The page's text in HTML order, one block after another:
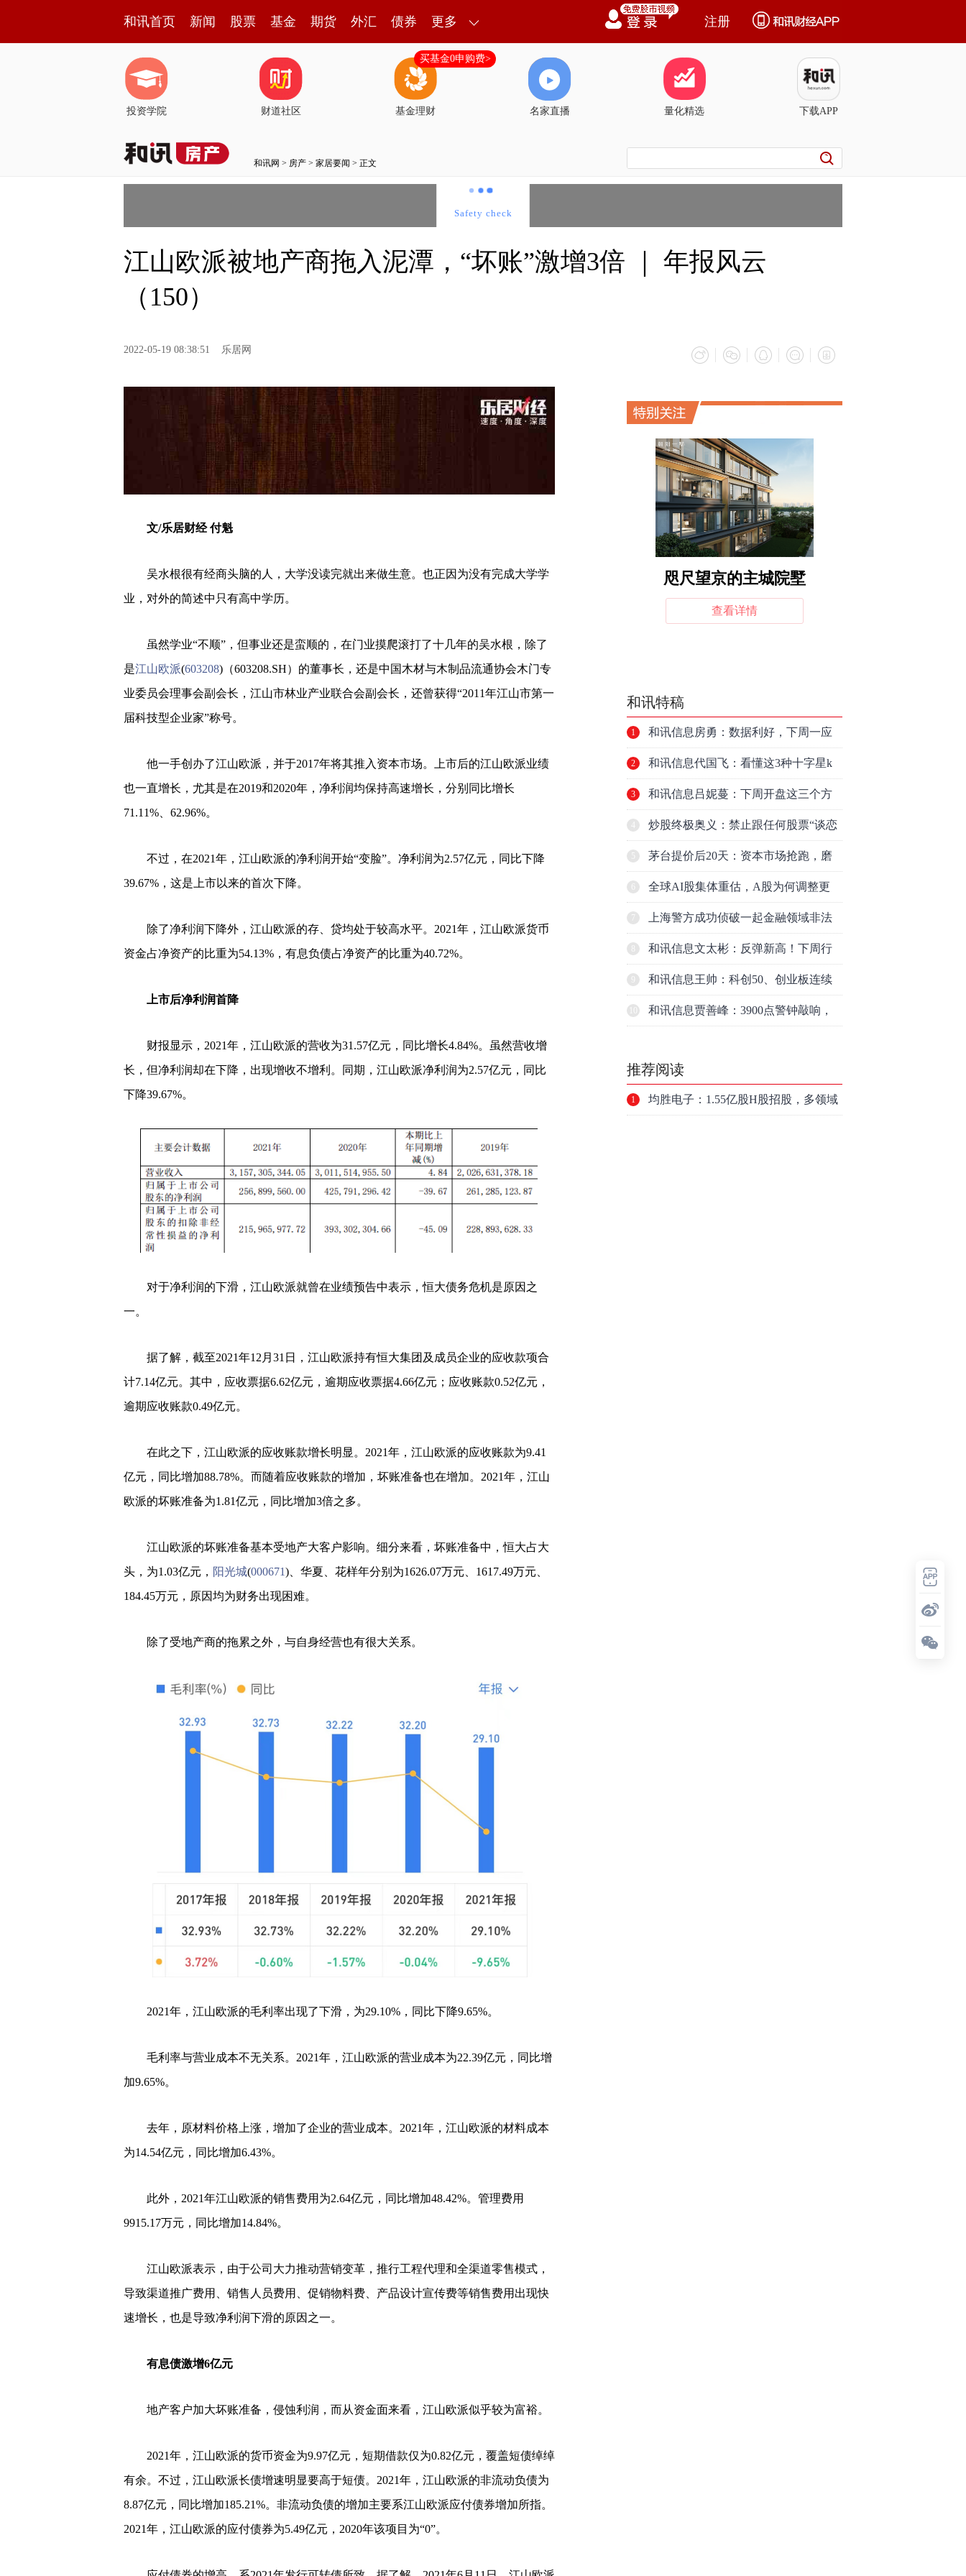
和讯首页 新闻 股票 基金 期货 外汇 债券 更多 注册
投资学院 财道社区 基金理财
买基金0申购费>
名家直播 量化精选 下载APP
和讯网 > 房产 > 家居要闻 > 正文
江山欧派被地产商拖入泥潭，“坏账”激增3倍 ｜ 年报风云
（150）
2022-05-19 08:38:51 乐居网
文/乐居财经 付魁
吴水根很有经商头脑的人，大学没读完就出来做生意。也正因为没有完成大学学
业，对外的简述中只有高中学历。
虽然学业“不顺”，但事业还是蛮顺的，在门业摸爬滚打了十几年的吴水根，除了
是江山欧派(603208)（603208.SH）的董事长，还是中国木材与木制品流通协会木门专
业委员会理事会副会长，江山市林业产业联合会副会长，还曾获得“2011年江山市第一
届科技型企业家”称号。
他一手创办了江山欧派，并于2017年将其推入资本市场。上市后的江山欧派业绩
也一直增长，尤其是在2019和2020年，净利润均保持高速增长，分别同比增长
71.11%、62.96%。
不过，在2021年，江山欧派的净利润开始“变脸”。净利润为2.57亿元，同比下降
39.67%，这是上市以来的首次下降。
除了净利润下降外，江山欧派的存、贷均处于较高水平。2021年，江山欧派货币
资金占净资产的比重为54.13%，有息负债占净资产的比重为40.72%。
上市后净利润首降
财报显示，2021年，江山欧派的营收为31.57亿元，同比增长4.84%。虽然营收增
长，但净利润却在下降，出现增收不增利。同期，江山欧派净利润为2.57亿元，同比
下降39.67%。
对于净利润的下滑，江山欧派就曾在业绩预告中表示，恒大债务危机是原因之
一。
据了解，截至2021年12月31日，江山欧派持有恒大集团及成员企业的应收款项合
计7.14亿元。其中，应收票据6.62亿元，逾期应收票据4.66亿元；应收账款0.52亿元，
逾期应收账款0.49亿元。
在此之下，江山欧派的应收账款增长明显。2021年，江山欧派的应收账款为9.41
亿元，同比增加88.78%。而随着应收账款的增加，坏账准备也在增加。2021年，江山
欧派的坏账准备为1.81亿元，同比增加3倍之多。
江山欧派的坏账准备基本受地产大客户影响。细分来看，坏账准备中，恒大占大
头，为1.03亿元， 阳光城(000671)、华夏、花样年分别为1626.07万元、1617.49万元、
184.45万元，原因均为财务出现困难。
除了受地产商的拖累之外，与自身经营也有很大关系。
2021年，江山欧派的毛利率出现了下滑，为29.10%，同比下降9.65%。
毛利率与营业成本不无关系。2021年，江山欧派的营业成本为22.39亿元，同比增
加9.65%。
去年，原材料价格上涨，增加了企业的营业成本。2021年，江山欧派的材料成本
为14.54亿元，同比增加6.43%。
此外，2021年江山欧派的销售费用为2.64亿元，同比增加48.42%。管理费用
9915.17万元，同比增加14.84%。
江山欧派表示，由于公司大力推动营销变革，推行工程代理和全渠道零售模式，
导致渠道推广费用、销售人员费用、促销物料费、产品设计宣传费等销售费用出现快
速增长，也是导致净利润下滑的原因之一。
有息债激增6亿元
地产客户加大坏账准备，侵蚀利润，而从资金面来看，江山欧派似乎较为富裕。
2021年，江山欧派的货币资金为9.97亿元，短期借款仅为0.82亿元，覆盖短债绰绰
有余。不过，江山欧派长债增速明显要高于短债。2021年，江山欧派的非流动负债为
8.87亿元，同比增加185.21%。非流动负债的增加主要系江山欧派应付债券增加所指。
2021年，江山欧派的应付债券为5.49亿元，2020年该项目为“0”。
和讯特稿
1 和讯信息房勇：数据利好，下周一应
对方案
2 和讯信息代国飞：看懂这3种十字星k
线形态
3 和讯信息吕妮蔓：下周开盘这三个方
向，还有仓位的朋友一定要拿稳了
炒股终极奥义：禁止跟任何股票“谈恋
爱”
5 茅台提价后20天：资本市场抢跑，磨
底属于现实
全球AI股集体重估，A股为何调整更
深，却率先反弹？
7 上海警方成功侦破一起金融领域非法
代理维权敲诈勒索案件
和讯信息文太彬：反弹新高！下周行
情怎么走？
和讯信息王帅：科创50、创业板连续
反弹之后，重要防守线已出现
和讯信息贾善峰：3900点警钟敲响，
推荐阅读
1 均胜电子：1.55亿股H股招股，多领域